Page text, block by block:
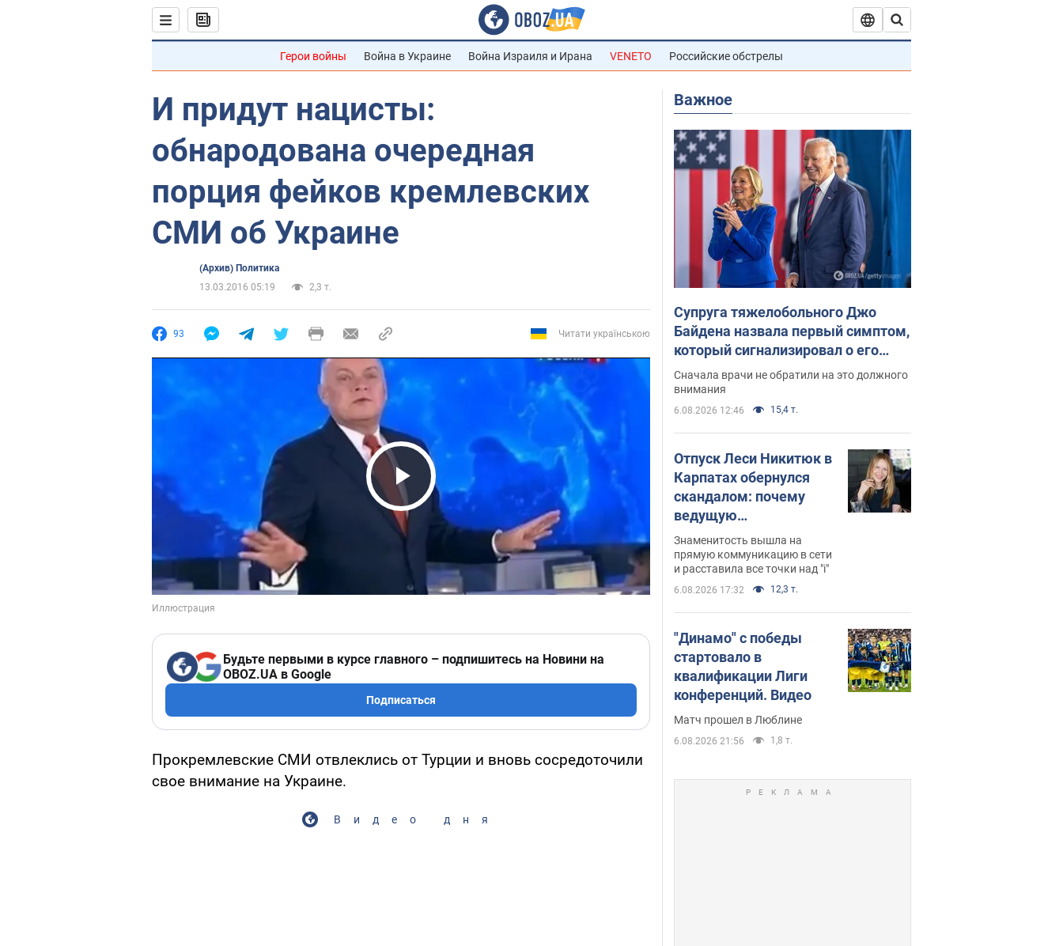
Герои войны Война в Украине Война Израиля и Ирана VENETO Российские обстрелы
И придут нацисты:
обнародована очередная
порция фейков кремлевских
СМИ об Украине
(Архив) Политика
13.03.2016 05:19
2,3 т.
93 Читати українською
Play Video
Будьте первыми в курсе главного – подпишитесь на Новини на
OBOZ.UA в Google
Подписаться
Прокремлевские СМИ отвлеклись от Турции и вновь сосредоточили
свое внимание на Украине.
Видео дня
Важное
Супруга тяжелобольного Джо
Байдена назвала первый симптом,
который сигнализировал о его
"агрессивном" раке
Сначала врачи не обратили на это должного
внимания
6.08.2026 12:46 15,4 т.
Отпуск Леси Никитюк в
Карпатах обернулся
скандалом: почему
ведущую
несправедливо
захейтили
Знаменитость вышла на
прямую коммуникацию в сети
и расставила все точки над "i"
6.08.2026 17:32 12,3 т.
"Динамо" с победы
стартовало в
квалификации Лиги
конференций. Видео
Матч прошел в Люблине
6.08.2026 21:56 1,8 т.